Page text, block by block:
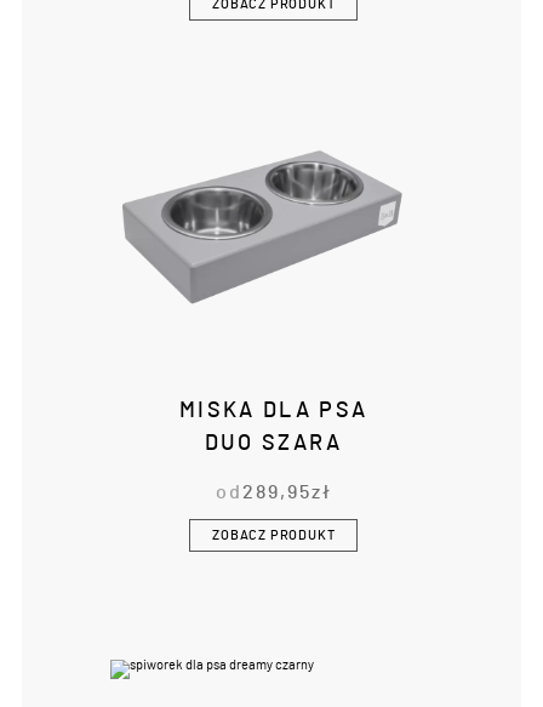
ZOBACZ PRODUKT
MISKA DLA PSA
DUO SZARA
od 289,95zł
ZOBACZ PRODUKT